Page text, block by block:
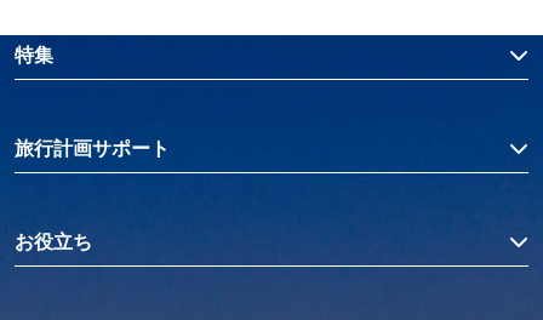
特集
旅行計画サポート
お役立ち